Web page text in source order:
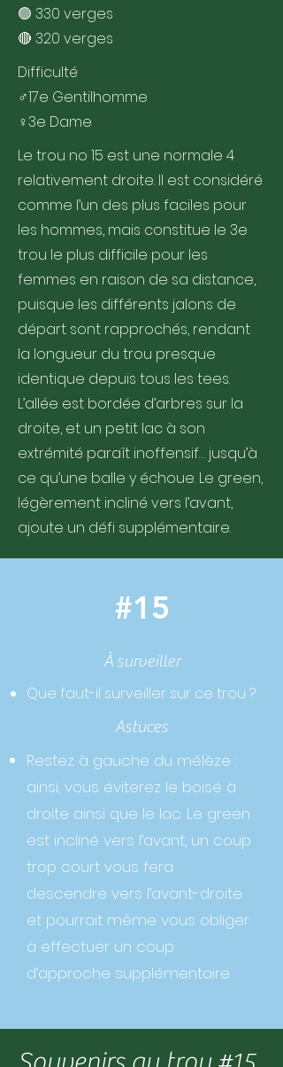
🟢 330 verges
🔴 320 verges
Difficulté
♂️17e Gentilhomme
♀️3e Dame
Le trou no 15 est une normale 4
relativement droite. Il est considéré
comme l’un des plus faciles pour
les hommes, mais constitue le 3e
trou le plus difficile pour les
femmes en raison de sa distance,
puisque les différents jalons de
départ sont rapprochés, rendant
la longueur du trou presque
identique depuis tous les tees.
L’allée est bordée d’arbres sur la
droite, et un petit lac à son
extrémité paraît inoffensif… jusqu’à
ce qu’une balle y échoue. Le green,
légèrement incliné vers l’avant,
ajoute un défi supplémentaire.
#15
À surveiller
Que faut-il surveiller sur ce trou ?
Astuces
Restez à gauche du mélèze :
ainsi, vous éviterez le boisé à
droite ainsi que le lac. Le green
est incliné vers l’avant, un coup
trop court vous fera
descendre vers l’avant-droite
et pourrait même vous obliger
à effectuer un coup
d’approche supplémentaire.